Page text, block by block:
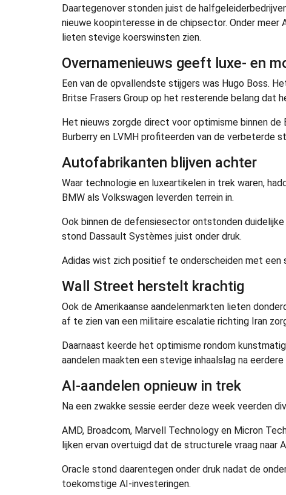
Daartegenover stonden juist de
nieuwe koopinteresse in de chipsector. Onder
lieten stevige koerswinsten zien.
Overnamenieuws geeft luxe- en
Een van de opvallendste stijgers was Hugo Boss.
Britse Frasers Group op het resterende belang dat
Het nieuws zorgde direct voor optimisme binnen de
Burberry en LVMH profiteerden van de verbeterde
Autofabrikanten blijven achter
Waar technologie en luxeartikelen in trek waren,
BMW als Volkswagen leverden terrein in.
Ook binnen de defensiesector ontstonden
stond Dassault Systèmes juist onder druk.
Adidas wist zich positief te onderscheiden met een
Wall Street herstelt krachtig
Ook de Amerikaanse aandelenmarkten lieten
af te zien van een militaire escalatie richting Iran
Daarnaast keerde het optimisme rondom
aandelen maakten een stevige inhaalslag na eerdere
AI-aandelen opnieuw in trek
Na een zwakke sessie eerder deze week veerden
AMD, Broadcom, Marvell Technology en Micron
lijken ervan overtuigd dat de structurele vraag naar
Oracle stond daarentegen onder druk nadat de
toekomstige AI-investeringen.